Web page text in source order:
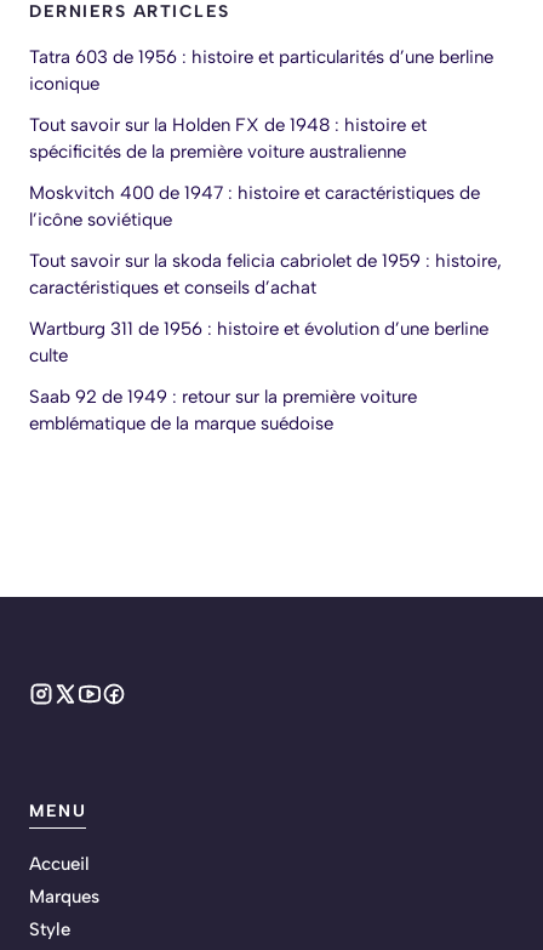
DERNIERS ARTICLES
Tatra 603 de 1956 : histoire et particularités d’une berline
iconique
Tout savoir sur la Holden FX de 1948 : histoire et
spécificités de la première voiture australienne
Moskvitch 400 de 1947 : histoire et caractéristiques de
l’icône soviétique
Tout savoir sur la skoda felicia cabriolet de 1959 : histoire,
caractéristiques et conseils d’achat
Wartburg 311 de 1956 : histoire et évolution d’une berline
culte
Saab 92 de 1949 : retour sur la première voiture
emblématique de la marque suédoise
MENU
Accueil
Marques
Style